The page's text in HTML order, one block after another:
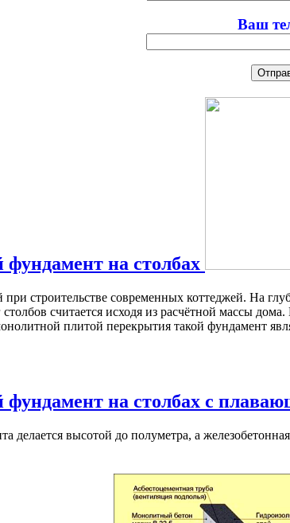
Ваш
на столбах
строительстве современных коттеджей. На
считается исходя из расчётной массы
плитой перекрытия такой фундамент
на столбах с
делается высотой до полуметра, а